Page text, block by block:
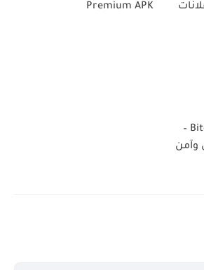
Premium APK
تنزيل Bitchat APK 2025 –
وآمن